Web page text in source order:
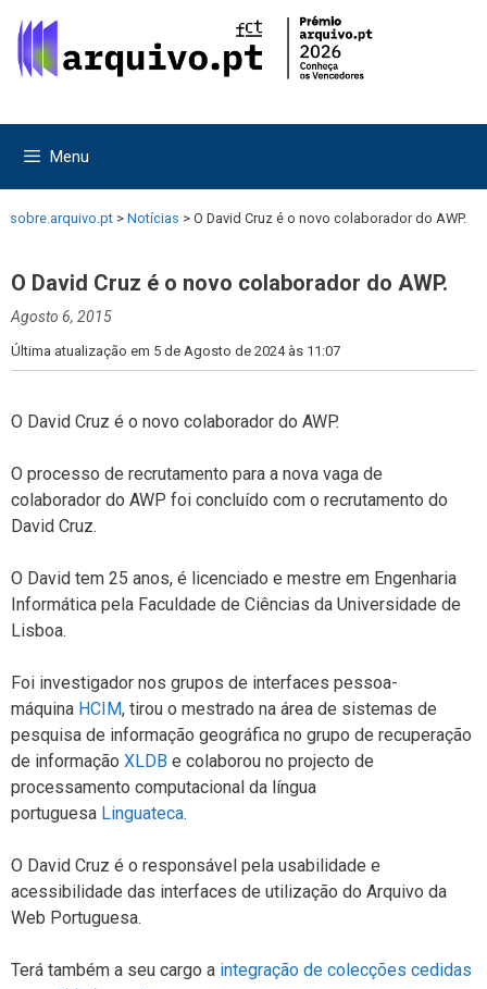
para
para
Menu
sobre.arquivo.pt > Notícias > O David Cruz é o novo colaborador do AWP.
O David Cruz é o novo colaborador do AWP.
Agosto 6, 2015
Última atualização em 5 de Agosto de 2024 às 11:07
O David Cruz é o novo colaborador do AWP.
O processo de recrutamento para a nova vaga de
colaborador do AWP foi concluído com o recrutamento do
David Cruz.
O David tem 25 anos, é licenciado e mestre em Engenharia
Informática pela Faculdade de Ciências da Universidade de
Lisboa.
Foi investigador nos grupos de interfaces pessoa-
máquina HCIM, tirou o mestrado na área de sistemas de
pesquisa de informação geográfica no grupo de recuperação
de informação XLDB e colaborou no projecto de
processamento computacional da língua
portuguesa Linguateca.
O David Cruz é o responsável pela usabilidade e
acessibilidade das interfaces de utilização do Arquivo da
Web Portuguesa.
Terá também a seu cargo a integração de colecções cedidas